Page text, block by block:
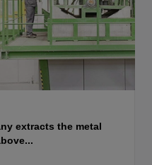
extracts the metal